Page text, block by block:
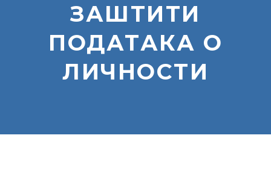
ЗАШТИТИ
ПОДАТАКА О
ЛИЧНОСТИ